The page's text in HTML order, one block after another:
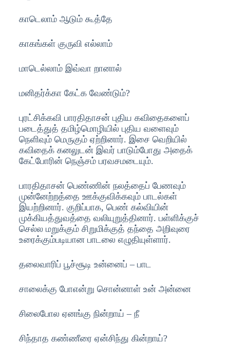
காடெலாம் ஆடும் கூத்தே
காகங்கள் குருவி எல்லாம்
மாடெல்லாம் இவ்வா றானால்
மனிதர்க்கா கேட்க வேண்டும்?
புரட்சிக்கவி பாரதிதாசன் புதிய கவிதைகளைப்
படைத்துத் தமிழ்மொழியில் புதிய வளைவும்
நெளிவும் மெருகும் ஏற்றினார். இசை வெறியில்
கவிதைக் கனலுடன் இவர் பாடும்போது அதைக்
கேட்போரின் நெஞ்சம் பரவசமடையும்.
பாரதிதாசன் பெண்ணின் நலத்தைப் பேணவும்
முன்னேற்றத்தை ஊக்குவிக்கவும் பாடல்கள்
இயற்றினார். குறிப்பாக, பெண் கல்வியின்
முக்கியத்துவத்தை வலியுறுத்தினார். பள்ளிக்குச்
செல்ல மறுக்கும் சிறுமிக்குத் தந்தை அறிவுரை
உரைக்கும்படியான பாடலை எழுதியுள்ளார்.
தலைவாரிப் பூச்சூடி உன்னைப் – பாட
சாலைக்கு போஎன்று சொன்னாள் உன் அன்னை
சிலைபோல ஏனங்கு நின்றாய் – நீ
சிந்தாத கண்ணீரை ஏன்சிந்து கின்றாய்?